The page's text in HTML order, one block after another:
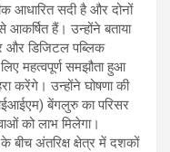
आधारित सदी है और दोनों
हैं। उन्होंने बताया
और डिजिटल पब्लिक
महत्वपूर्ण समझौता हुआ
करेंगे। उन्होंने घोषणा की
बेंगलुरु का परिसर
को लाभ मिलेगा।
बीच अंतरिक्ष क्षेत्र में दशकों